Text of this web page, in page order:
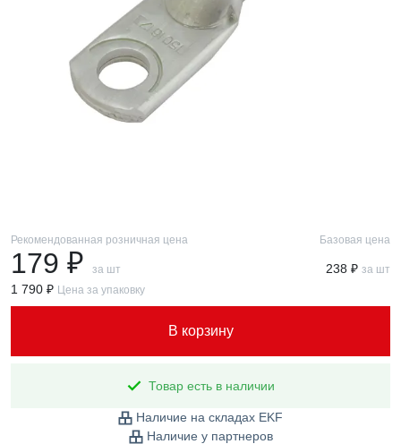
Рекомендованная розничная цена
179 ₽ за шт
Базовая цена
238 ₽ за шт
1 790 ₽ Цена за упаковку
В корзину
Товар есть в наличии
Наличие на складах EKF
Наличие у партнеров